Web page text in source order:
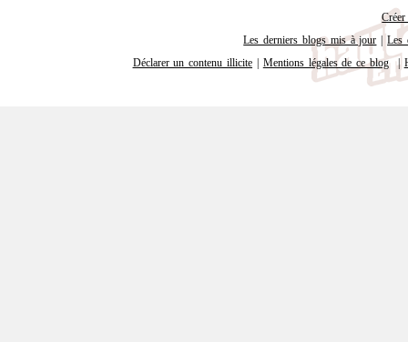
Les derniers blogs mis à jour |Les
Déclarer un contenu illicite
Mentions légales de ce blog |